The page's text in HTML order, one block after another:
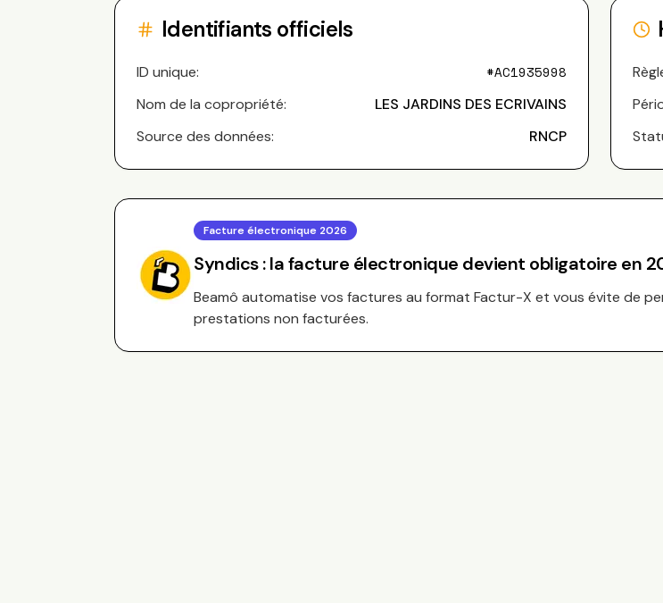
Identifiants officiels
ID unique: #AC1935998
Nom de la copropriété:
LES JARDINS DES ECRIVAINS
Source des données:
RNCP
Facture électronique 2026
Syndics : la facture électronique devient obligatoire en
Beamô automatise vos factures au format Factur-X et vous évite de
prestations non facturées.